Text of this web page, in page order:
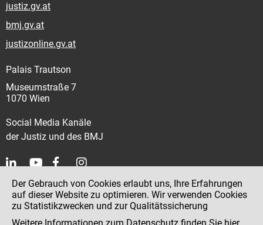
justiz.gv.at
bmj.gv.at
justizonline.gv.at
Palais Trautson
Museumstraße 7
1070 Wien
Social Media Kanäle
der Justiz und des BMJ
Kontakt
Impressum
Der Gebrauch von Cookies erlaubt uns, Ihre Erfahrungen
auf dieser Website zu optimieren. Wir verwenden Cookies
zu Statistikzwecken und zur Qualitätssicherung